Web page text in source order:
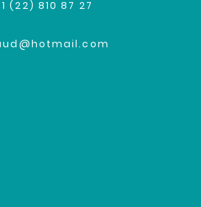
(22) 810 87 27